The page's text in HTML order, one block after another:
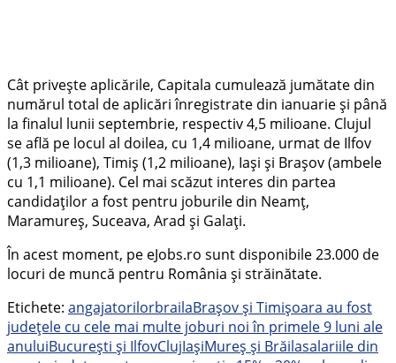
Cât privește aplicările, Capitala cumulează jumătate din
numărul total de aplicări înregistrate din ianuarie și până
la finalul lunii septembrie, respectiv 4,5 milioane. Clujul
se află pe locul al doilea, cu 1,4 milioane, urmat de Ilfov
(1,3 milioane), Timiș (1,2 milioane), Iași și Brașov (ambele
cu 1,1 milioane). Cel mai scăzut interes din partea
candidaților a fost pentru joburile din Neamț,
Maramureș, Suceava, Arad și Galați.
În acest moment, pe eJobs.ro sunt disponibile 23.000 de
locuri de muncă pentru România și străinătate.
Etichete: angajatorilorbrailaBrașov și Timișoara au fost
județele cu cele mai multe joburi noi în primele 9 luni ale
anuluiBucurești și IlfovClujIașiMureș și Brăilasalariile din